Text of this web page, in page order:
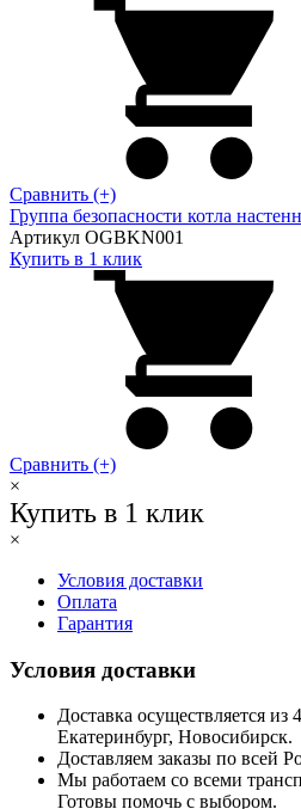
Сравнить (+)
Группа безопасности котла
Артикул OGBKN001
Купить в 1 клик
Сравнить (+)
×
Купить в 1 клик
×
Условия доставки
Оплата
Гарантия
Условия доставки
Доставка осуществляется
Екатеринбург, Новосибирск.
Доставляем заказы по всей
Мы работаем со всеми
Готовы помочь с выбором.